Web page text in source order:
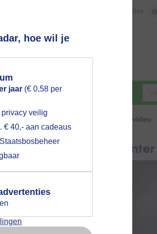
hoe wil je
jaar (€ 0,58 per
veilig
€ 40,- aan cadeaus
Files 0
Weerzine
Zoeken in foto & video:
luchten boven Deventer
gebruiken voor
akkoord op hebt
zo een pop-up uit
toestemming
wordt.
de popup